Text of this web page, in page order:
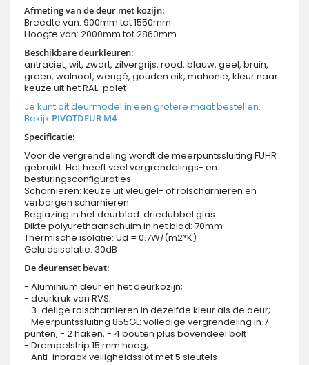
Afmeting van de deur met kozijn:
Breedte van: 900mm tot 1550mm
Hoogte van: 2000mm tot 2860mm
Beschikbare deurkleuren:
antraciet, wit, zwart, zilvergrijs, rood, blauw, geel, bruin,
groen, walnoot, wengé, gouden eik, mahonie, kleur naar
keuze uit het RAL-palet
Je kunt dit deurmodel in een grotere maat bestellen.
Bekijk PIVOTDEUR M4
Specificatie:
Voor de vergrendeling wordt de meerpuntssluiting FUHR
gebruikt. Het heeft veel vergrendelings- en
besturingsconfiguraties.
Scharnieren: keuze uit vleugel- of rolscharnieren en
verborgen scharnieren.
Beglazing in het deurblad: driedubbel glas
Dikte polyurethaanschuim in het blad: 70mm
Thermische isolatie: Ud = 0.7W/(m2*K)
Geluidsisolatie: 30dB
De deurenset bevat:
- Aluminium deur en het deurkozijn;
- deurkruk van RVS;
- 3-delige rolscharnieren in dezelfde kleur als de deur;
- Meerpuntssluiting 855GL: volledige vergrendeling in 7
punten, - 2 haken, - 4 bouten plus bovendeel bolt
- Drempelstrip 15 mm hoog;
- Anti-inbraak veiligheidsslot met 5 sleutels